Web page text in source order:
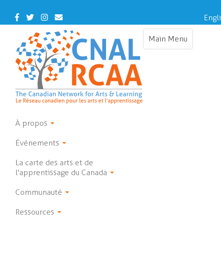
main
Facebook
TwitterInstagram
Contact
Us
Main Menu
Toggle
À propos
Événements
La carte des arts et de
l'apprentissage du Canada
Communauté
Ressources